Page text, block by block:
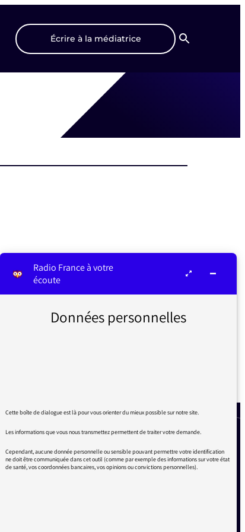
Écrire à la médiatrice
Recherche
Radio France à votre
écoute
Données personnelles
Cette boîte de dialogue est là pour vous orienter du mieux possible sur notre site.
Les informations que vous nous transmettez permettent de traiter votre demande.
Cependant, aucune donnée personnelle ou sensible pouvant permettre votre identification
ne doit être communiquée dans cet outil (comme par exemple des informations sur votre état
de santé, vos coordonnées bancaires, vos opinions ou convictions personnelles).